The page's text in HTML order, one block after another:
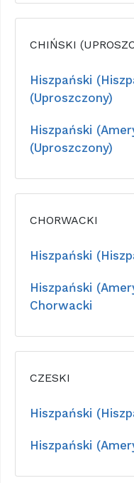
CHIŃSKI
Hiszpański
(Uproszczony)
Hiszpański
(Uproszczony)
CHORWACKI
Hiszpański
Hiszpański
Chorwacki
CZESKI
Hiszpański
Hiszpański